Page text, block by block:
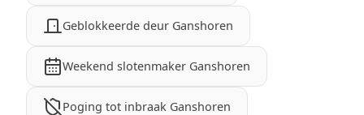
Geblokkeerde deur Ganshoren
Weekend slotenmaker Ganshoren
Poging tot inbraak Ganshoren